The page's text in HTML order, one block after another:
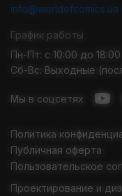
info@worldofcomics.ua
График работы
Пн-Пт: с 10:00 до 18:00
Сб-Вс: Выходные
Мы в соцсетях
Политика
Публичная оферта
Пользовательское
Проектирование и